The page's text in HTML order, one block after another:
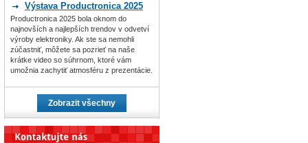
Výstava Productronica 2025
Productronica 2025 bola oknom do
najnovších a najlepších trendov v odvetví
výroby elektroniky. Ak ste sa nemohli
zúčastniť, môžete sa pozrieť na naše
krátke video so súhrnom, ktoré vám
umožnia zachytiť atmosféru z prezentácie.
Zobrazit všechny